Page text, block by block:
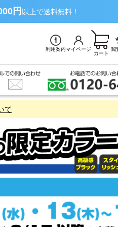
円 以上で送料無料！
利用案内マイページ
カート
閲
て